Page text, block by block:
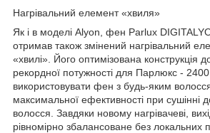
Нагрівальний елемент «хвиля»
Як і в моделі Alyon, фен Parlux
отримав також змінений нагрівальний
«хвилі». Його оптимізована конструкція
рекордної потужності для Парлюкс -
використовувати фен з будь-яким
максимальної ефективності при сушінні
волосся. Завдяки новому нагрівачеві,
рівномірно збалансоване без локальних